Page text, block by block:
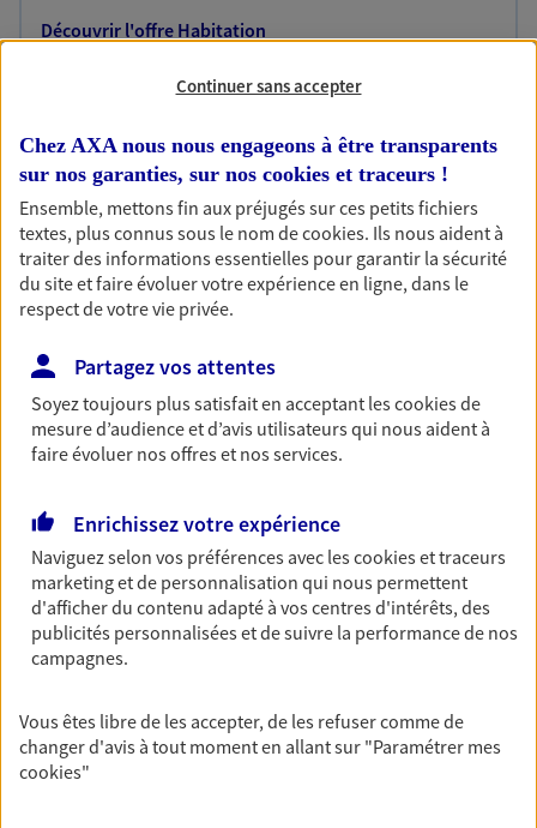
Découvrir l'offre Habitation
OBTENIR UN TARIF EN LIGNE
Garantie Accidents de la Vie
Bricoleuse, féru de jardinage, pâtissier en herbe
ou grande lectrice… personne n'est à l'abri d'un
accident du quotidien. Avec Ma Protection
Accident, protégez votre qualité de vie et vos
revenus.
Découvrir l'offre Garantie Accidents de la Vie
OBTENIR UN TARIF EN LIGNE
Gagnez en simplicité et en sérénité avec votre
assurance multirisque entreprise. Un contrat
unique pour protéger vos locaux, matériels pro,
équipements et stocks… sans oublier votre
responsabilité civile.
Découvrir l'offre Multirisque Entreprise
DEMANDER UN DEVIS
Continuer sans accepter
Chez AXA nous nous engageons à être transparents
sur nos garanties, sur nos cookies et traceurs !
Ensemble, mettons fin aux préjugés sur ces petits fichiers
textes, plus connus sous le nom decookies. Ils nous aident à
traiter des informations essentielles pour garantir la sécurité
du site et faire évoluer votre expérience en ligne, dans le
respect de votre vie privée.
Partagez vos attentes
Soyez toujours plus satisfait en acceptant lescookiesde
mesure d’audience et d’avis utilisateurs qui nous aident à
faire évoluer nos offres et nos services.
Enrichissez votre expérience
Naviguez selon vos préférences avec lescookies et traceurs
marketing et de personnalisation qui nous permettent
d'afficher du contenu adapté à vos centres d'intérêts, des
publicités personnalisées et de suivre la performance de nos
campagnes.
Vous êtes libre de les accepter, de les refuser comme de
changer d'avis à tout moment en allant sur "Paramétrer mes
cookies"